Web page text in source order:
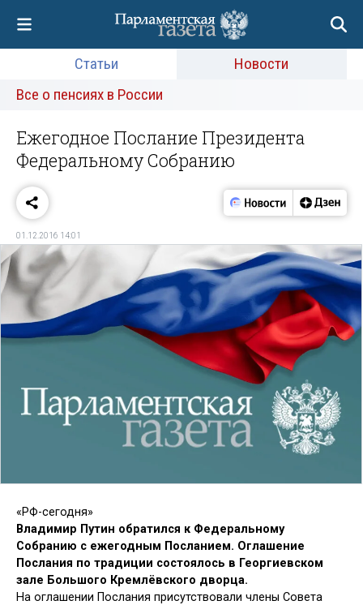
Статьи
Новости
Все о пенсиях в России
Ежегодное Послание Президента
Федеральному Собранию
01.12.2016 14:01
«РФ-сегодня»
Владимир Путин обратился к Федеральному
Собранию с ежегодным Посланием. Оглашение
Послания по традиции состоялось в Георгиевском
зале Большого Кремлёвского дворца.
На оглашении Послания присутствовали члены Совета